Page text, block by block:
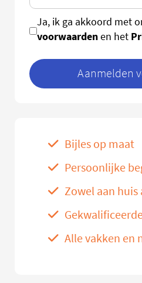
Ja, ik ga akkoord met
voorwaardenen het
Aanmelden
Bijles op maat
Persoonlijke
Zowel aan huis
Alle vakken en